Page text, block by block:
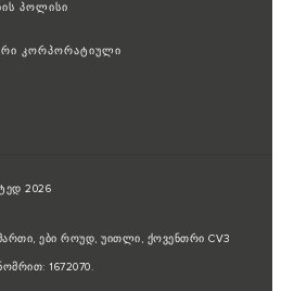
პოლისი
კორპორატიული
2026
ები როუდ, უითლი, ქოვენთრი CV3
1672070.